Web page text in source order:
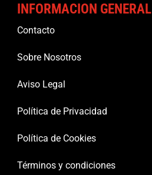
INFORMACION GENERAL
Contacto
Sobre Nosotros
Aviso Legal
Política de Privacidad
Política de Cookies
Términos y condiciones